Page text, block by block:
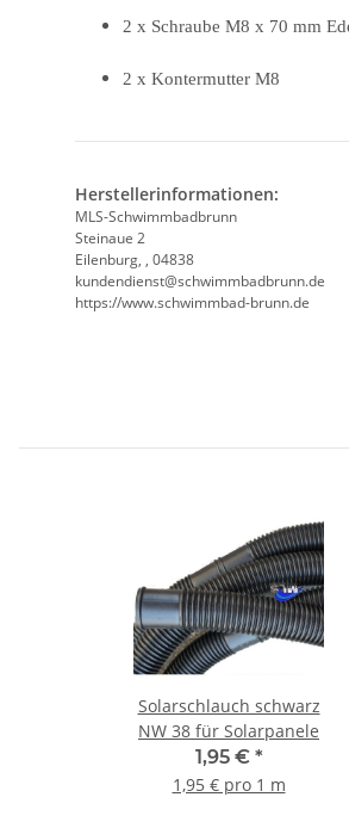
2 x Schraube M8 x 70 mm
2 x Kontermutter M8
Herstellerinformationen:
MLS-Schwimmbadbrunn
Steinaue 2
Eilenburg, , 04838
kundendienst@schwimmbadbrunn.de
https://www.schwimmbad-brunn.de
Solarschlauch schwarz
NW 38 für Solarpanele
1,95 € *
1,95 € pro 1 m